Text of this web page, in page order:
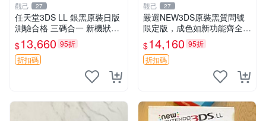
觀己 27
任天堂3DS LL 銀黑原裝日版
測驗合格 三碼合一 新機狀態
完美螢幕 薄膜保護 配套齊備
3DSLL 日版 系統完好 薄膜貼
膜 保用配件
$13,660 95折
折扣碼
觀己 27
嚴選NEW3DS原裝黑質問號
限定版，成色如新功能齊全無
損 NEW3DS 黑質 問號限定
版 功能完
$14,160 95折
折扣碼